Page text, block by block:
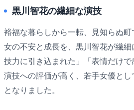
黒川智花の繊細な演技
裕福な暮らしから一転、見知らぬ
女の不安と成長を、黒川智花が繊
技力に引き込まれた」「表情だけで
演技への評価が高く、若手女優と
となりました。